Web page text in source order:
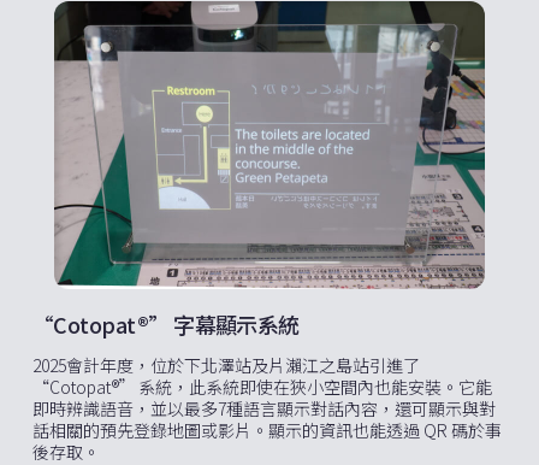
“Cotopat®” 字幕顯示系統
2025會計年度，位於下北澤站及片瀨江之島站引進了
“Cotopat®” 系統，此系統即使在狹小空間內也能安裝。它能
即時辨識語音，並以最多7種語言顯示對話內容，還可顯示與對
話相關的預先登錄地圖或影片。顯示的資訊也能透過 QR 碼於事
後存取。